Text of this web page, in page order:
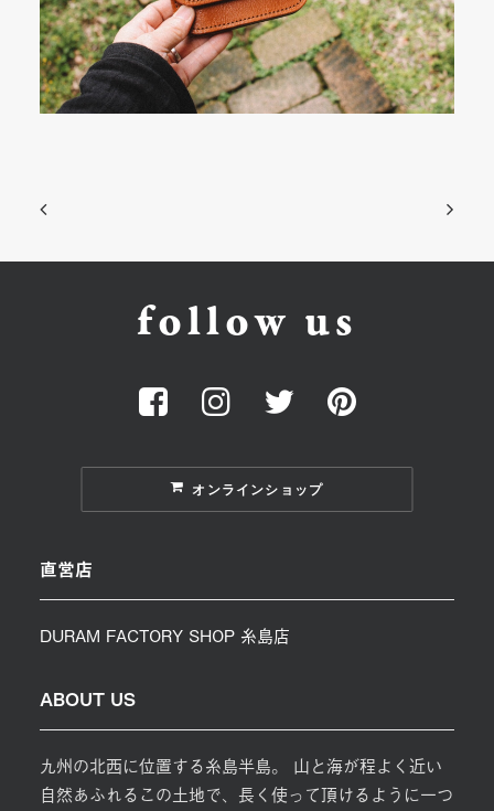
follow us
オンラインショップ
直営店
DURAM FACTORY SHOP 糸島店
ABOUT US
九州の北西に位置する糸島半島。 山と海が程よく近い
自然あふれるこの土地で、長く使って頂けるように一つ